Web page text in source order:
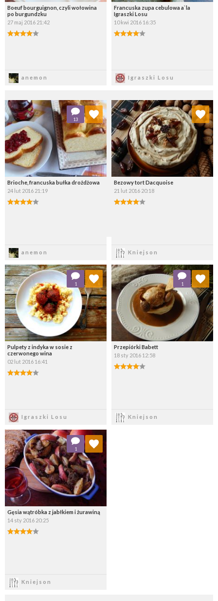
Boeuf bourguignon, czyli wołowina
po burgundzku
27 maj 2016 21:42
anemon
Francuska zupa cebulowa a`la
Igraszki Losu
10 kwi 2016 16:35
Igraszki Losu
Brioche, francuska bułka drożdżowa
24 lut 2016 21:19
anemon
13
Dodaj do ulubionych
Wybierz listę:
Bezowy tort Dacquoise
21 lut 2016 20:18
Kniejson
Dodaj do ulubionych
Wybierz listę:
Pulpety z indyka w sosie z
czerwonego wina
02 lut 2016 16:41
Igraszki Losu
1
Dodaj do ulubionych
Wybierz listę:
Przepiórki Babett
18 sty 2016 12:58
Kniejson
1
Dodaj do ulubionych
Wybierz listę:
Gęsia wątróbka z jabłkiem i żurawiną
14 sty 2016 20:25
Kniejson
1
Dodaj do ulubionych
Wybierz listę: